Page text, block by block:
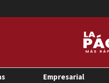
Empresarial